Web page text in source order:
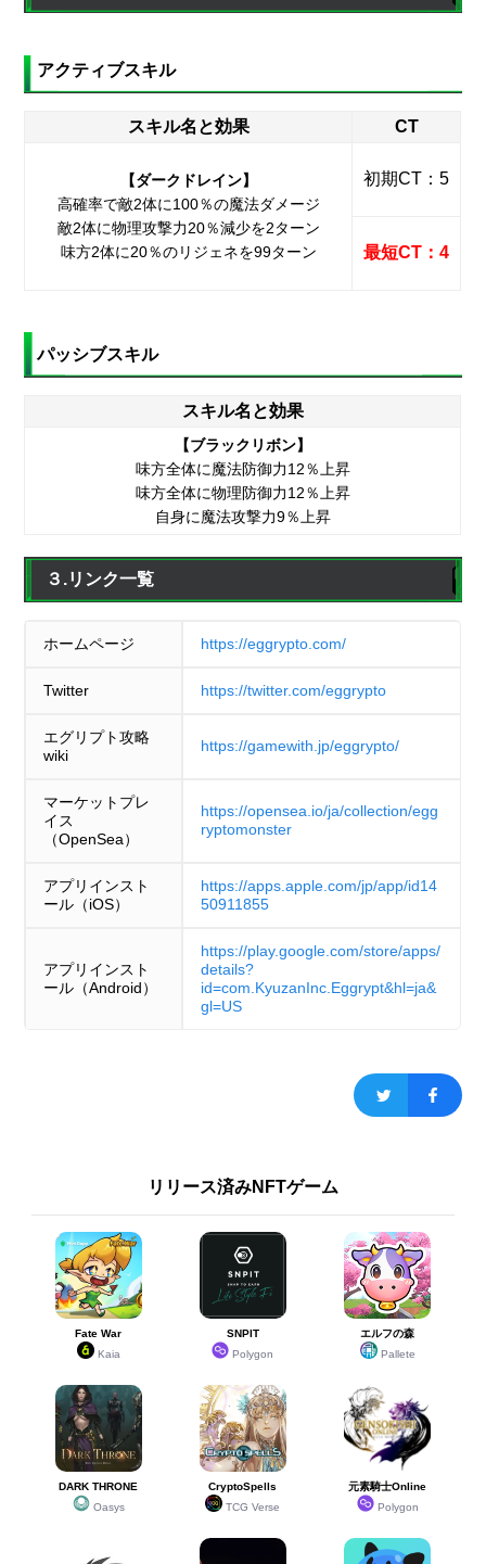
アクティブスキル
スキル名と効果 CT
【ダークドレイン】
高確率で敵2体に100％の魔法ダメージ
敵2体に物理攻撃力20％減少を2ターン
味方2体に20％のリジェネを99ターン
初期CT：5
最短CT：4
パッシブスキル
スキル名と効果
【ブラックリボン】
味方全体に魔法防御力12％上昇
味方全体に物理防御力12％上昇
自身に魔法攻撃力9％上昇
３.リンク一覧
ホームページ https://eggrypto.com/
Twitter https://twitter.com/eggrypto
エグリプト攻略
wiki
https://gamewith.jp/eggrypto/
マーケットプレ
イス
（OpenSea）
https://opensea.io/ja/collection/egg
ryptomonster
アプリインスト
ール（iOS）
https://apps.apple.com/jp/app/id14
50911855
アプリインスト
ール（Android）
https://play.google.com/store/apps/
details?
id=com.KyuzanInc.Eggrypt&hl=ja&
gl=US
リリース済みNFTゲーム
Fate War
Kaia
SNPIT
Polygon
エルフの森
Pallete
DARK THRONE
Oasys
CryptoSpells
TCG Verse
元素騎士Online
Polygon